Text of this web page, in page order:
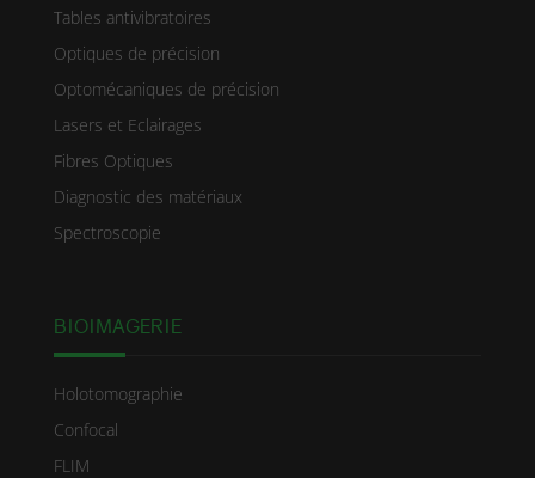
Tables antivibratoires
Optiques de précision
Optomécaniques de précision
Lasers et Eclairages
Fibres Optiques
Diagnostic des matériaux
Spectroscopie
BIOIMAGERIE
Holotomographie
Confocal
FLIM